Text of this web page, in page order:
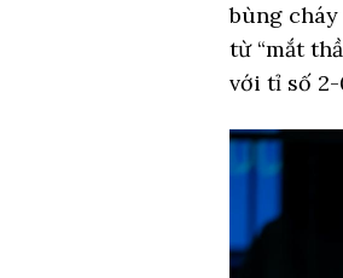
bùng
từ “mắt
với tỉ số 2-